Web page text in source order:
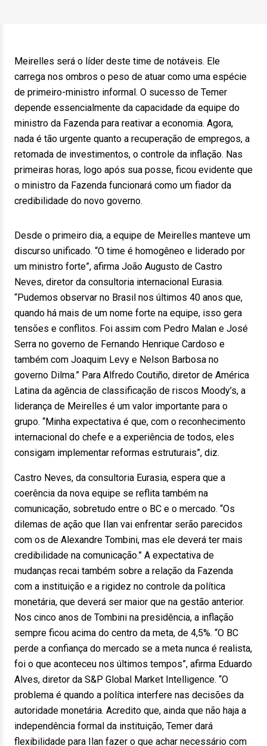
Meirelles será o líder deste time de notáveis. Ele
carrega nos ombros o peso de atuar como uma espécie
de primeiro-ministro informal. O sucesso de Temer
depende essencialmente da capacidade da equipe do
ministro da Fazenda para reativar a economia. Agora,
nada é tão urgente quanto a recuperação de empregos, a
retomada de investimentos, o controle da inflação. Nas
primeiras horas, logo após sua posse, ficou evidente que
o ministro da Fazenda funcionará como um fiador da
credibilidade do novo governo.
Desde o primeiro dia, a equipe de Meirelles manteve um
discurso unificado. “O time é homogêneo e liderado por
um ministro forte”, afirma João Augusto de Castro
Neves, diretor da consultoria internacional Eurasia.
“Pudemos observar no Brasil nos últimos 40 anos que,
quando há mais de um nome forte na equipe, isso gera
tensões e conflitos. Foi assim com Pedro Malan e José
Serra no governo de Fernando Henrique Cardoso e
também com Joaquim Levy e Nelson Barbosa no
governo Dilma.” Para Alfredo Coutiño, diretor de América
Latina da agência de classificação de riscos Moody’s, a
liderança de Meirelles é um valor importante para o
grupo. “Minha expectativa é que, com o reconhecimento
internacional do chefe e a experiência de todos, eles
consigam implementar reformas estruturais”, diz.
Castro Neves, da consultoria Eurasia, espera que a
coerência da nova equipe se reflita também na
comunicação, sobretudo entre o BC e o mercado. “Os
dilemas de ação que Ilan vai enfrentar serão parecidos
com os de Alexandre Tombini, mas ele deverá ter mais
credibilidade na comunicação.” A expectativa de
mudanças recai também sobre a relação da Fazenda
com a instituição e a rigidez no controle da política
monetária, que deverá ser maior que na gestão anterior.
Nos cinco anos de Tombini na presidência, a inflação
sempre ficou acima do centro da meta, de 4,5%. “O BC
perde a confiança do mercado se a meta nunca é realista,
foi o que aconteceu nos últimos tempos”, afirma Eduardo
Alves, diretor da S&P Global Market Intelligence. “O
problema é quando a política interfere nas decisões da
autoridade monetária. Acredito que, ainda que não haja a
independência formal da instituição, Temer dará
flexibilidade para Ilan fazer o que achar necessário com